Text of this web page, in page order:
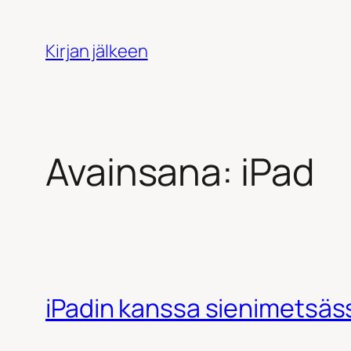
sisältöönKirjan jälkeen
Avainsana: iPad
iPadin kanssa